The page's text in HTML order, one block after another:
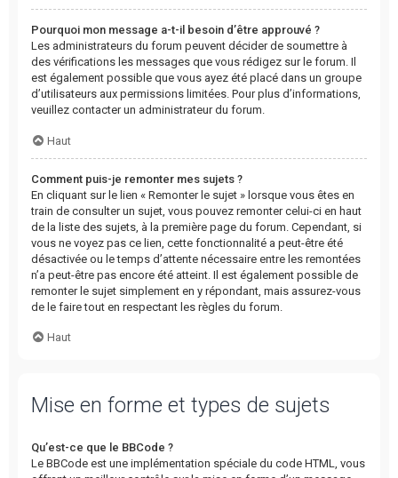
Pourquoi mon message a-t-il besoin d’être approuvé ?
Les administrateurs du forum peuvent décider de soumettre à
des vérifications les messages que vous rédigez sur le forum. Il
est également possible que vous ayez été placé dans un groupe
d’utilisateurs aux permissions limitées. Pour plus d’informations,
veuillez contacter un administrateur du forum.
Haut
Comment puis-je remonter mes sujets ?
En cliquant sur le lien « Remonter le sujet » lorsque vous êtes en
train de consulter un sujet, vous pouvez remonter celui-ci en haut
de la liste des sujets, à la première page du forum. Cependant, si
vous ne voyez pas ce lien, cette fonctionnalité a peut-être été
désactivée ou le temps d’attente nécessaire entre les remontées
n’a peut-être pas encore été atteint. Il est également possible de
remonter le sujet simplement en y répondant, mais assurez-vous
de le faire tout en respectant les règles du forum.
Haut
Mise en forme et types de sujets
Qu’est-ce que le BBCode ?
Le BBCode est une implémentation spéciale du code HTML, vous